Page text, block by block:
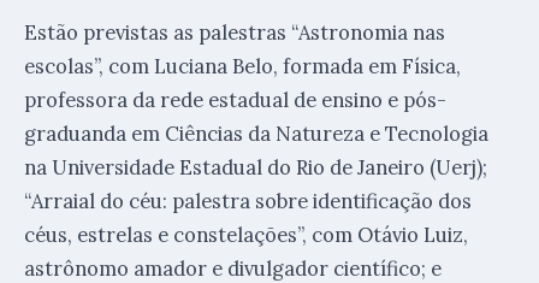
Estão previstas as palestras “Astronomia nas
escolas”, com Luciana Belo, formada em Física,
professora da rede estadual de ensino e pós-
graduanda em Ciências da Natureza e Tecnologia
na Universidade Estadual do Rio de Janeiro (Uerj);
“Arraial do céu: palestra sobre identificação dos
céus, estrelas e constelações”, com Otávio Luiz,
astrônomo amador e divulgador científico; e